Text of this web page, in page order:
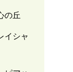
の丘
イシャ